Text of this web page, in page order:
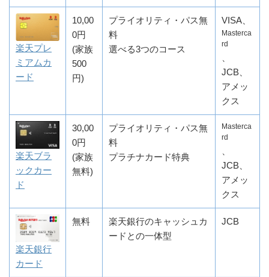
楽天プレ
ミアムカ
ード
10,00
0円
(家族
500
円)
プライオリティ・パス無
料
選べる3つのコース
VISA、
Masterca
rd
JCB、
アメッ
クス
楽天ブラ
ックカー
ド
30,00
0円
(家族
無料)
プライオリティ・パス無
料
プラチナカード特典
Masterca
rd
JCB、
アメッ
クス
楽天銀行
カード
無料
楽天銀行のキャッシュカ
ードとの一体型
JCB